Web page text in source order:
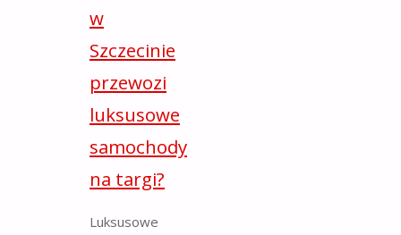
w
Szczecinie
przewozi
luksusowe
samochody
na targi?
Luksusowe